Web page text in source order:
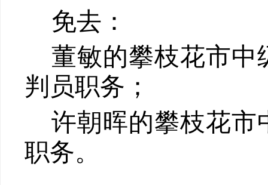
免去 ：
董敏的攀枝花市中
判员职务；
许朝晖的攀枝花市
职务。